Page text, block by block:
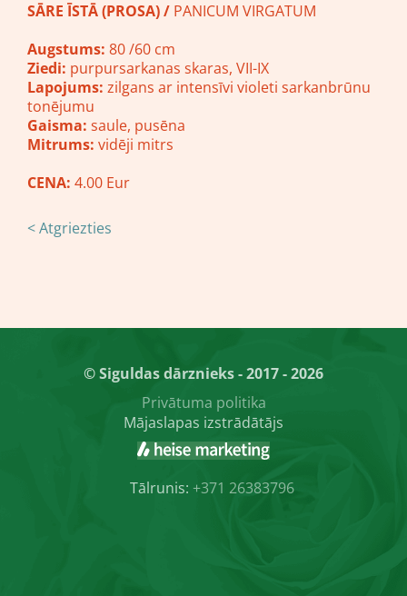
SĀRE ĪSTĀ (PROSA) / PANICUM VIRGATUM
Augstums: 80 /60 cm
Ziedi: purpursarkanas skaras, VII-IX
Lapojums: zilgans ar intensīvi violeti sarkanbrūnu
tonējumu
Gaisma: saule, pusēna
Mitrums: vidēji mitrs
CENA: 4.00 Eur
< Atgriezties
© Siguldas dārznieks - 2017 - 2026
Privātuma politika
Mājaslapas izstrādātājs
Tālrunis: +371 26383796